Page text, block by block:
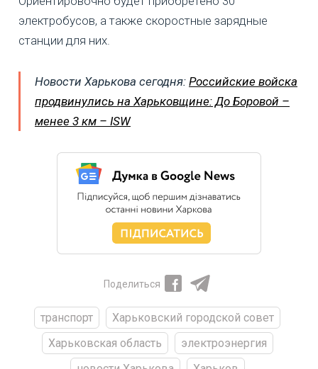
электробусов, а также скоростные зарядные
станции для них.
Новости Харькова сегодня: Российские войска
продвинулись на Харьковщине: До Боровой –
менее 3 км – ISW
Поделиться
транспорт
Харьковский городской совет
Харьковская область
электроэнергия